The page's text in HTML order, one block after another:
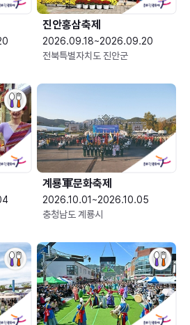
진안홍삼축제
2026.09.18~2026.09.20
전북특별자치도 진안군
2026.10.01~2026.10.05
충청남도 계룡시